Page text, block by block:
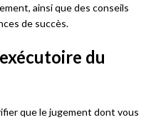
ainsi que des conseils
de succès.
du
que le jugement dont vous